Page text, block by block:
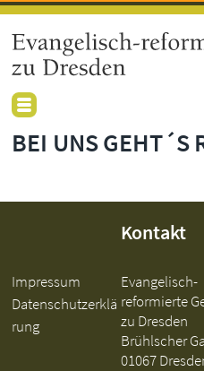
BEI UNS GEHT´S
Impressum
Datenschutzerklä
rung
Kontakt
Evangelisch-
reformierte
zu Dresden
Brühlscher
01067